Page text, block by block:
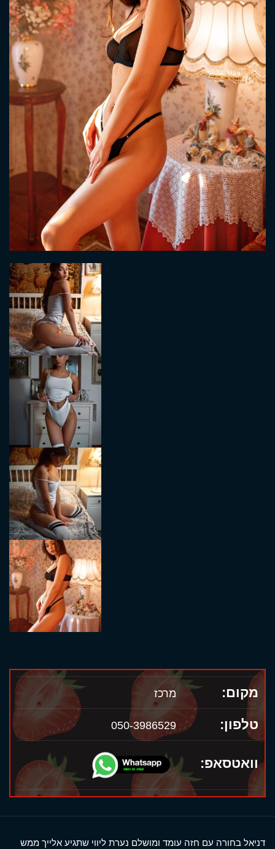
מקום: מרכז
טלפון: 050-3986529
וואטסאפ:
דניאל בחורה עם חזה עומד ומושלם נערת ליווי שתגיע אלייך ממש